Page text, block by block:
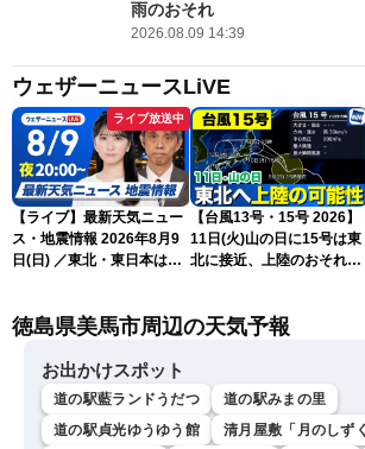
雨のおそれ
2026.08.09 14:39
ウェザーニュースLiVE
ライブ放送中
【ライブ】最新天気ニュー
ス・地震情報 2026年8月9
日(日) ／東北・東日本は急
衣／芳野達郎〉
【台風13号・15号 2026】
11日(火)山の日に15号は東
北に接近、上陸のおそれ
徳島県美馬市周辺の天気予報
お出かけスポット
道の駅藍ランドうだつ
道の駅みまの里
道の駅貞光ゆうゆう館
清月屋敷「月のしず